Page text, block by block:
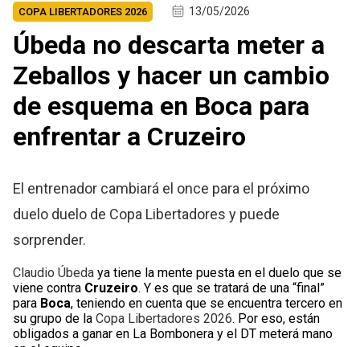
COPA LIBERTADORES 2026 13/05/2026
Úbeda no descarta meter a
Zeballos y hacer un cambio
de esquema en Boca para
enfrentar a Cruzeiro
El entrenador cambiará el once para el próximo
duelo duelo de Copa Libertadores y puede
sorprender.
Claudio Úbeda ya tiene la mente puesta en el duelo que se
viene contra Cruzeiro. Y es que se tratará de una “final”
para Boca, teniendo en cuenta que se encuentra tercero en
su grupo de laCopa Libertadores 2026. Por eso, están
obligados a ganar en La Bombonera y el DT meterá mano